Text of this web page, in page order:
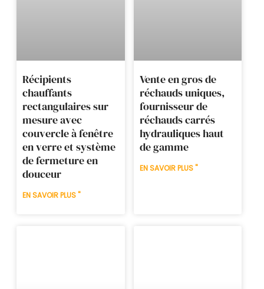
Récipients
chauffants
rectangulaires sur
mesure avec
couvercle à fenêtre
en verre et système
de fermeture en
douceur
EN SAVOIR PLUS "
Vente en gros de
réchauds uniques,
fournisseur de
réchauds carrés
hydrauliques haut
de gamme
EN SAVOIR PLUS "